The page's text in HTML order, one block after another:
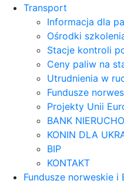
Transport
Informacja dla
Ośrodki
Stacje kontroli
Ceny paliw na
Utrudnienia w
Fundusze
Projekty Unii
BANK
KONIN DLA
BIP
KONTAKT
Fundusze norweskie i